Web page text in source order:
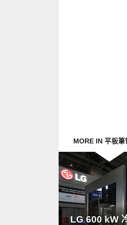
MORE IN 平板筆
LG 600 kW